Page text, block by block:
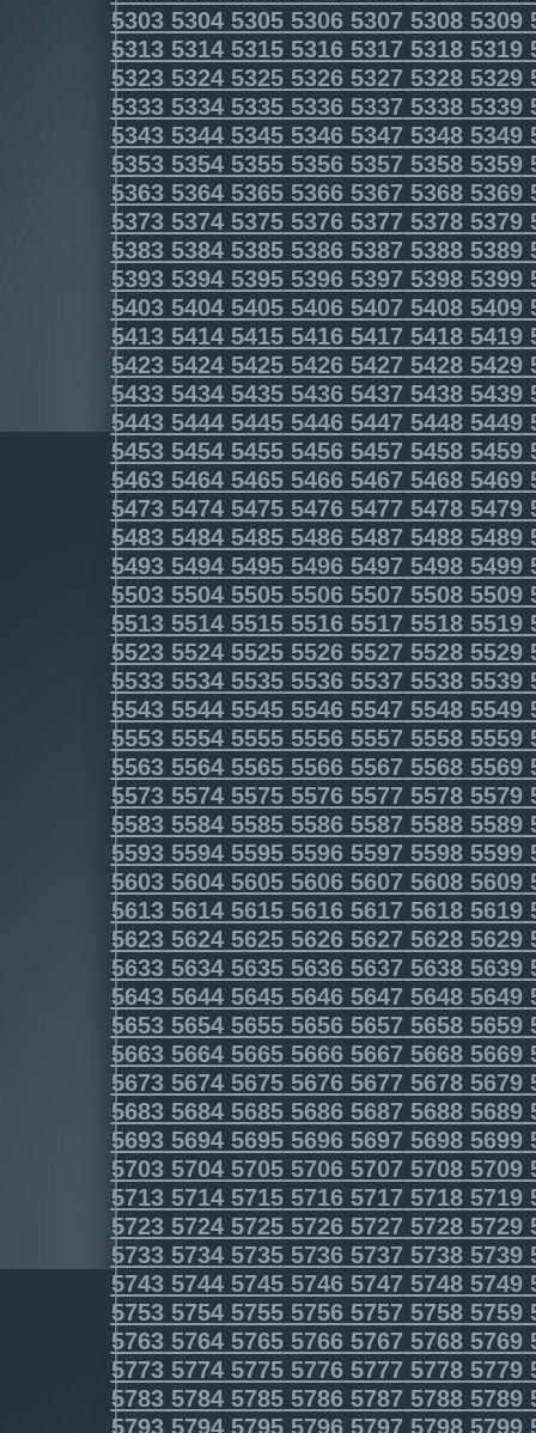
5303530453055306530753085309
5313531453155316531753185319
5323532453255326532753285329
5333533453355336533753385339
5343534453455346534753485349
5353535453555356535753585359
5363536453655366536753685369
5373537453755376537753785379
5383538453855386538753885389
5393539453955396539753985399
5403540454055406540754085409
5413541454155416541754185419
5423542454255426542754285429
5433543454355436543754385439
5443544454455446544754485449
5453545454555456545754585459
5463546454655466546754685469
5473547454755476547754785479
5483548454855486548754885489
5493549454955496549754985499
5503550455055506550755085509
5513551455155516551755185519
5523552455255526552755285529
5533553455355536553755385539
5543554455455546554755485549
5553555455555556555755585559
5563556455655566556755685569
5573557455755576557755785579
5583558455855586558755885589
5593559455955596559755985599
5603560456055606560756085609
5613561456155616561756185619
5623562456255626562756285629
5633563456355636563756385639
5643564456455646564756485649
5653565456555656565756585659
5663566456655666566756685669
5673567456755676567756785679
5683568456855686568756885689
5693569456955696569756985699
5703570457055706570757085709
5713571457155716571757185719
5723572457255726572757285729
5733573457355736573757385739
5743574457455746574757485749
5753575457555756575757585759
5763576457655766576757685769
5773577457755776577757785779
5783578457855786578757885789
5793579457955796579757985799